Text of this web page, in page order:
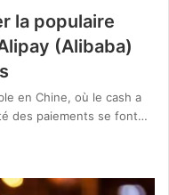
la populaire
(Alibaba)
en Chine, où le cash a
des paiements se font…